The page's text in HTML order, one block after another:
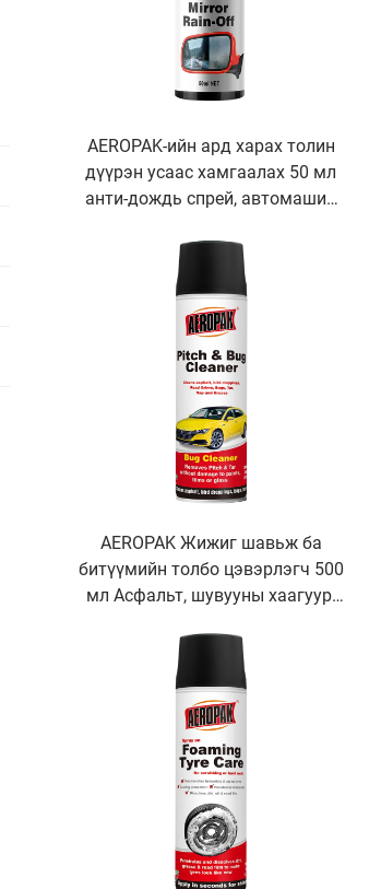
AEROPAK-ийн ард харах толин
дүүрэн усаас хамгаалах 50 мл
анти-дождь спрей, автомашин
хамгаалах
AEROPAK Жижиг шавьж ба
битүүмийн толбо цэвэрлэгч 500
мл Асфальт, шувууны хаагуур,